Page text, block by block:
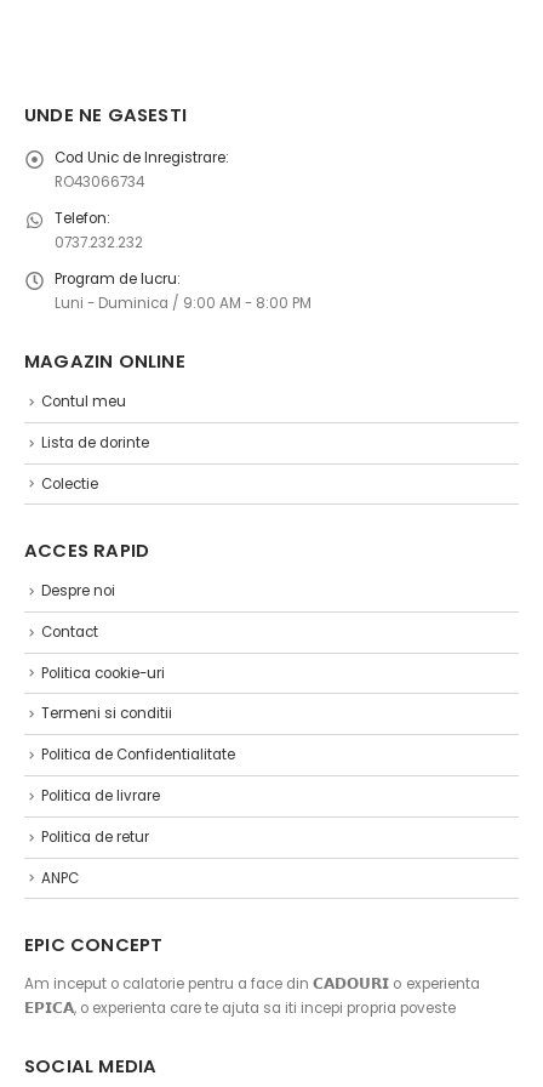
UNDE NE GASESTI
Cod Unic de Inregistrare:
RO43066734
Telefon:
0737.232.232
Program de lucru:
Luni - Duminica / 9:00 AM - 8:00 PM
MAGAZIN ONLINE ​
Contul meu
Lista de dorinte
Colectie
ACCES RAPID
Despre noi
Contact
Politica cookie-uri
Termeni si conditii
Politica de Confidentialitate
Politica de livrare
Politica de retur
ANPC
EPIC CONCEPT
Am inceput o calatorie pentru a face din 𝗖𝗔𝗗𝗢𝗨𝗥𝗜 o experienta
𝗘𝗣𝗜𝗖𝗔, o experienta care te ajuta sa iti incepi propria poveste
SOCIAL MEDIA